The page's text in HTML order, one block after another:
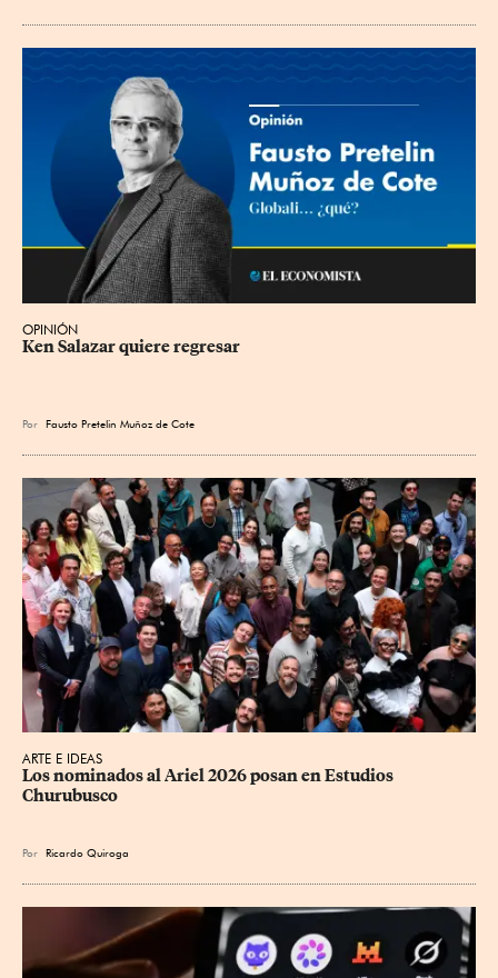
OPINIÓN
Ken Salazar quiere regresar
Por Fausto Pretelin Muñoz de Cote
ARTE E IDEAS
Los nominados al Ariel 2026 posan en Estudios
Churubusco
Por Ricardo Quiroga